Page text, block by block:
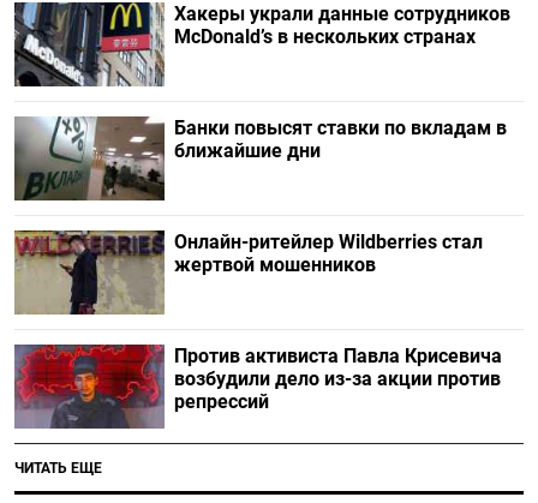
Хакеры украли данные сотрудников
McDonald’s в нескольких странах
Банки повысят ставки по вкладам в
ближайшие дни
Онлайн-ритейлер Wildberries стал
жертвой мошенников
Против активиста Павла Крисевича
возбудили дело из-за акции против
репрессий
ЧИТАТЬ ЕЩЕ